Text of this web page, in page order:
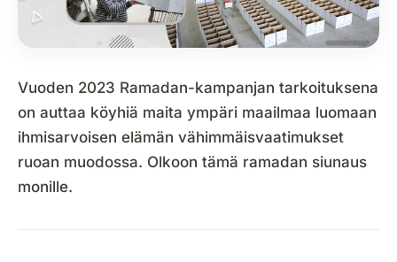
Vuoden 2023 Ramadan-kampanjan tarkoituksena
on auttaa köyhiä maita ympäri maailmaa luomaan
ihmisarvoisen elämän vähimmäisvaatimukset
ruoan muodossa. Olkoon tämä ramadan siunaus
monille.